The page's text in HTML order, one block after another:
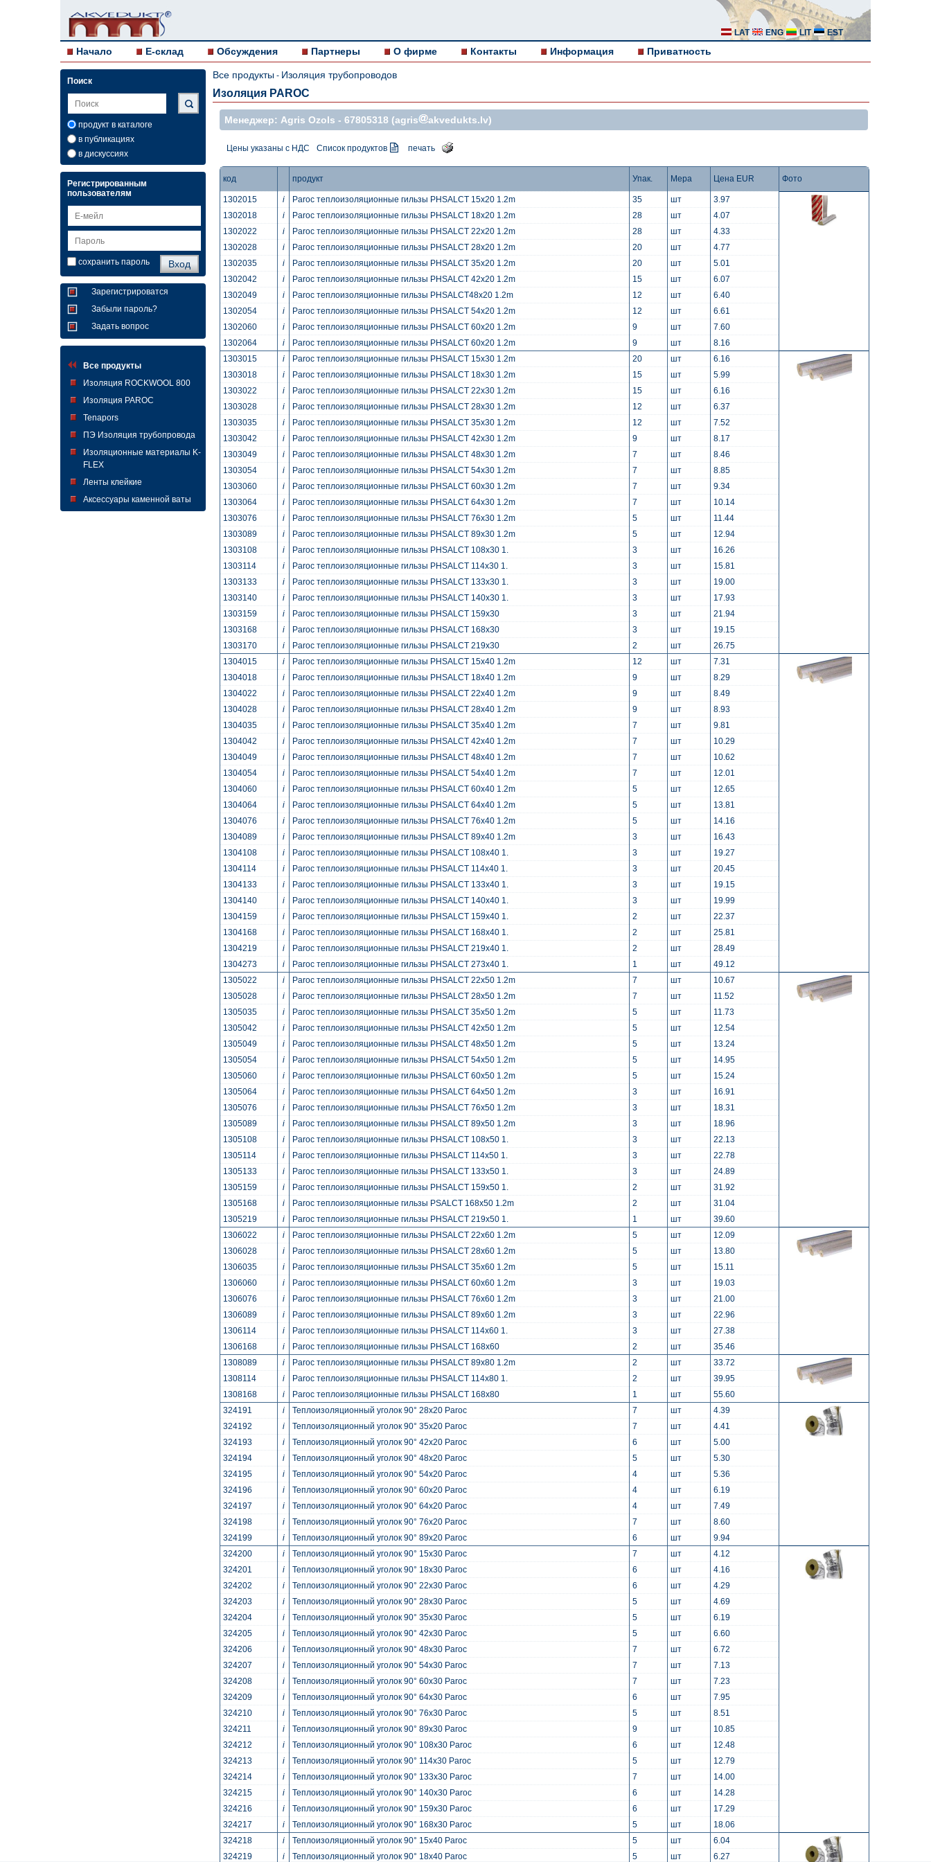
LAT ENG LIT EST
Начало E-склад Обсуждения Партнеры О фирме Контакты Информация Приватность
Поиск
продукт в каталоге
в публикациях
в дискуссиях
Регистрированным
пользователям
сохранить пароль
Зарегистрироватся
Забыли пароль?
Задать вопрос
Все продукты
Изоляция ROCKWOOL 800
Изоляция PAROC
Tenapors
ПЭ Изоляция трубопровода
Изоляционные материалы K-
FLEX
Ленты клейкие
Аксессуары каменной ваты
Все продукты - Изоляция трубопроводов
Изоляция PAROC
Mенеджер: Agris Ozols - 67805318 (agris akvedukts.lv)
Цены указаны с НДС Список продуктов печать
код продукт Упак. Мера Цена EUR Фото
1302015 i Paroc теплоизоляционные гильзы PHSALCT 15x20 1.2m 35 шт
3.97
1302018
i Paroc теплоизоляционные гильзы PHSALCT 18x20 1.2m 28 шт
4.07
1302022
i Paroc теплоизоляционные гильзы PHSALCT 22x20 1.2m 28 шт
4.33
1302028
i Paroc теплоизоляционные гильзы PHSALCT 28x20 1.2m 20 шт
4.77
1302035
i Paroc теплоизоляционные гильзы PHSALCT 35x20 1.2m 20 шт
5.01
1302042
i Paroc теплоизоляционные гильзы PHSALCT 42x20 1.2m 15 шт
6.07
1302049
i Paroc теплоизоляционные гильзы PHSALCT48x20 1.2m 12 шт
6.40
1302054
i Paroc теплоизоляционные гильзы PHSALCT 54x20 1.2m 12 шт
6.61
1302060
i Paroc теплоизоляционные гильзы PHSALCT 60x20 1.2m 9 шт
7.60
1302064
i Paroc теплоизоляционные гильзы PHSALCT 60x20 1.2m 9 шт
8.16
1303015
i Paroc теплоизоляционные гильзы PHSALCT 15x30 1.2m 20 шт
6.16
1303018
i Paroc теплоизоляционные гильзы PHSALCT 18x30 1.2m 15 шт
5.99
1303022
i Paroc теплоизоляционные гильзы PHSALCT 22x30 1.2m 15 шт
6.16
1303028
i Paroc теплоизоляционные гильзы PHSALCT 28x30 1.2m 12 шт
6.37
1303035
i Paroc теплоизоляционные гильзы PHSALCT 35x30 1.2m 12 шт
7.52
1303042
i Paroc теплоизоляционные гильзы PHSALCT 42x30 1.2m 9 шт
8.17
1303049
i Paroc теплоизоляционные гильзы PHSALCT 48x30 1.2m 7 шт
8.46
1303054
i Paroc теплоизоляционные гильзы PHSALCT 54x30 1.2m 7 шт
8.85
1303060
i Paroc теплоизоляционные гильзы PHSALCT 60x30 1.2m 7 шт
9.34
1303064
i Paroc теплоизоляционные гильзы PHSALCT 64x30 1.2m 7 шт
10.14
1303076
i Paroc теплоизоляционные гильзы PHSALCT 76x30 1.2m 5 шт
11.44
1303089
i Paroc теплоизоляционные гильзы PHSALCT 89x30 1.2m 5 шт
12.94
1303108
i Paroc теплоизоляционные гильзы PHSALCT 108x30 1. 3 шт
16.26
1303114
i Paroc теплоизоляционные гильзы PHSALCT 114x30 1. 3 шт
15.81
1303133
i Paroc теплоизоляционные гильзы PHSALCT 133x30 1. 3 шт
19.00
1303140
i Paroc теплоизоляционные гильзы PHSALCT 140x30 1. 3 шт
17.93
1303159
i Paroc теплоизоляционные гильзы PHSALCT 159x30 3 шт
21.94
1303168
i Paroc теплоизоляционные гильзы PHSALCT 168x30 3 шт
19.15
1303170
i Paroc теплоизоляционные гильзы PHSALCT 219x30 2 шт
26.75
1304015
i Paroc теплоизоляционные гильзы PHSALCT 15x40 1.2m 12 шт
7.31
1304018
i Paroc теплоизоляционные гильзы PHSALCT 18x40 1.2m 9 шт
8.29
1304022
i Paroc теплоизоляционные гильзы PHSALCT 22x40 1.2m 9 шт
8.49
1304028
i Paroc теплоизоляционные гильзы PHSALCT 28x40 1.2m 9 шт
8.93
1304035
i Paroc теплоизоляционные гильзы PHSALCT 35x40 1.2m 7 шт
9.81
1304042
i Paroc теплоизоляционные гильзы PHSALCT 42x40 1.2m 7 шт
10.29
1304049
i Paroc теплоизоляционные гильзы PHSALCT 48x40 1.2m 7 шт
10.62
1304054
i Paroc теплоизоляционные гильзы PHSALCT 54x40 1.2m 7 шт
12.01
1304060
i Paroc теплоизоляционные гильзы PHSALCT 60x40 1.2m 5 шт
12.65
1304064
i Paroc теплоизоляционные гильзы PHSALCT 64x40 1.2m 5 шт
13.81
1304076
i Paroc теплоизоляционные гильзы PHSALCT 76x40 1.2m 5 шт
14.16
1304089
i Paroc теплоизоляционные гильзы PHSALCT 89x40 1.2m 3 шт
16.43
1304108
i Paroc теплоизоляционные гильзы PHSALCT 108x40 1. 3 шт
19.27
1304114
i Paroc теплоизоляционные гильзы PHSALCT 114x40 1. 3 шт
20.45
1304133
i Paroc теплоизоляционные гильзы PHSALCT 133x40 1. 3 шт
19.15
1304140
i Paroc теплоизоляционные гильзы PHSALCT 140x40 1. 3 шт
19.99
1304159
i Paroc теплоизоляционные гильзы PHSALCT 159x40 1. 2 шт
22.37
1304168
i Paroc теплоизоляционные гильзы PHSALCT 168x40 1. 2 шт
25.81
1304219
i Paroc теплоизоляционные гильзы PHSALCT 219x40 1. 2 шт
28.49
1304273
i Paroc теплоизоляционные гильзы PHSALCT 273x40 1. 1 шт
49.12
1305022
i Paroc теплоизоляционные гильзы PHSALCT 22x50 1.2m 7 шт
10.67
1305028
i Paroc теплоизоляционные гильзы PHSALCT 28x50 1.2m 7 шт
11.52
1305035
i Paroc теплоизоляционные гильзы PHSALCT 35x50 1.2m 5 шт
11.73
1305042
i Paroc теплоизоляционные гильзы PHSALCT 42x50 1.2m 5 шт
12.54
1305049
i Paroc теплоизоляционные гильзы PHSALCT 48x50 1.2m 5 шт
13.24
1305054
i Paroc теплоизоляционные гильзы PHSALCT 54x50 1.2m 5 шт
14.95
1305060
i Paroc теплоизоляционные гильзы PHSALCT 60x50 1.2m 5 шт
15.24
1305064
i Paroc теплоизоляционные гильзы PHSALCT 64x50 1.2m 3 шт
16.91
1305076
i Paroc теплоизоляционные гильзы PHSALCT 76x50 1.2m 3 шт
18.31
1305089
i Paroc теплоизоляционные гильзы PHSALCT 89x50 1.2m 3 шт
18.96
1305108
i Paroc теплоизоляционные гильзы PHSALCT 108x50 1. 3 шт
22.13
1305114
i Paroc теплоизоляционные гильзы PHSALCT 114x50 1. 3 шт
22.78
1305133
i Paroc теплоизоляционные гильзы PHSALCT 133x50 1. 3 шт
24.89
1305159
i Paroc теплоизоляционные гильзы PHSALCT 159x50 1. 2 шт
31.92
1305168
i Paroc теплоизоляционные гильзы PSALCT 168x50 1.2m 2 шт
31.04
1305219
i Paroc теплоизоляционные гильзы PHSALCT 219x50 1. 1 шт
39.60
1306022
i Paroc теплоизоляционные гильзы PHSALCT 22x60 1.2m 5 шт
12.09
1306028
i Paroc теплоизоляционные гильзы PHSALCT 28x60 1.2m 5 шт
13.80
1306035
i Paroc теплоизоляционные гильзы PHSALCT 35x60 1.2m 5 шт
15.11
1306060
i Paroc теплоизоляционные гильзы PHSALCT 60x60 1.2m 3 шт
19.03
1306076
i Paroc теплоизоляционные гильзы PHSALCT 76x60 1.2m 3 шт
21.00
1306089
i Paroc теплоизоляционные гильзы PHSALCT 89x60 1.2m 3 шт
22.96
1306114
i Paroc теплоизоляционные гильзы PHSALCT 114x60 1. 3 шт
27.38
1306168
i Paroc теплоизоляционные гильзы PHSALCT 168x60 2 шт
35.46
1308089
i Paroc теплоизоляционные гильзы PHSALCT 89x80 1.2m 2 шт
33.72
1308114
i Paroc теплоизоляционные гильзы PHSALCT 114x80 1. 2 шт
39.95
1308168
i Paroc теплоизоляционные гильзы PHSALCT 168x80 1 шт
55.60
324191
i Теплоизоляционный уголок 90° 28x20 Paroc 7 шт
4.39
324192
i Теплоизоляционный уголок 90° 35x20 Paroc 7 шт
4.41
324193
i Теплоизоляционный уголок 90° 42x20 Paroc 6 шт
5.00
324194
i Теплоизоляционный уголок 90° 48x20 Paroc 5 шт
5.30
324195
i Теплоизоляционный уголок 90° 54x20 Paroc 4 шт
5.36
324196
i Теплоизоляционный уголок 90° 60x20 Paroc 4 шт
6.19
324197
i Теплоизоляционный уголок 90° 64x20 Paroc 4 шт
7.49
324198
i Теплоизоляционный уголок 90° 76x20 Paroc 7 шт
8.60
324199
i Теплоизоляционный уголок 90° 89x20 Paroc 6 шт
9.94
324200
i Теплоизоляционный уголок 90° 15x30 Paroc 7 шт
4.12
324201
i Теплоизоляционный уголок 90° 18x30 Paroc 6 шт
4.16
324202
i Теплоизоляционный уголок 90° 22x30 Paroc 6 шт
4.29
324203
i Теплоизоляционный уголок 90° 28x30 Paroc 5 шт
4.69
324204
i Теплоизоляционный уголок 90° 35x30 Paroc 5 шт
6.19
324205
i Теплоизоляционный уголок 90° 42x30 Paroc 5 шт
6.60
324206
i Теплоизоляционный уголок 90° 48x30 Paroc 7 шт
6.72
324207
i Теплоизоляционный уголок 90° 54x30 Paroc 7 шт
7.13
324208
i Теплоизоляционный уголок 90° 60x30 Paroc 7 шт
7.23
324209
i Теплоизоляционный уголок 90° 64x30 Paroc 6 шт
7.95
324210
i Теплоизоляционный уголок 90° 76x30 Paroc 5 шт
8.51
324211
i Теплоизоляционный уголок 90° 89x30 Paroc 9 шт
10.85
324212
i Теплоизоляционный уголок 90° 108x30 Paroc 6 шт
12.48
324213
i Теплоизоляционный уголок 90° 114x30 Paroc 5 шт
12.79
324214
i Теплоизоляционный уголок 90° 133x30 Paroc 7 шт
14.00
324215
i Теплоизоляционный уголок 90° 140x30 Paroc 6 шт
14.28
324216
i Теплоизоляционный уголок 90° 159x30 Paroc 6 шт
17.29
324217
i Теплоизоляционный уголок 90° 168x30 Paroc 5 шт
18.06
324218
i Теплоизоляционный уголок 90° 15x40 Paroc 5 шт
6.04
324219
i Теплоизоляционный уголок 90° 18x40 Paroc 5 шт
6.27